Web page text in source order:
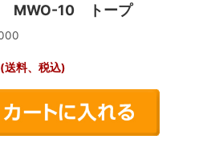
MWO-10 トープ
(送料、税込)